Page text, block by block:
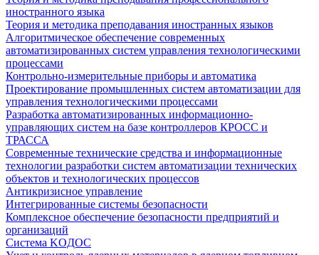
иностранного языка
Теория и методика преподавания иностранных языков
Алгоритмическое обеспечение современных
автоматизированных систем управления технологическими
процессами
Контрольно-измерительные приборы и автоматика
Проектирование промышленных систем автоматизации для
управления технологическими процессами
Разработка автоматизированных информационно-
управляющих систем на базе контроллеров КРОСС и
ТРАССА
Современные технические средства и информационные
технологии разработки систем автоматизации технических
объектов и технологических процессов
Антикризисное управление
Интегрированные системы безопасности
Комплексное обеспечение безопасности предприятий и
организаций
Система KOДOC